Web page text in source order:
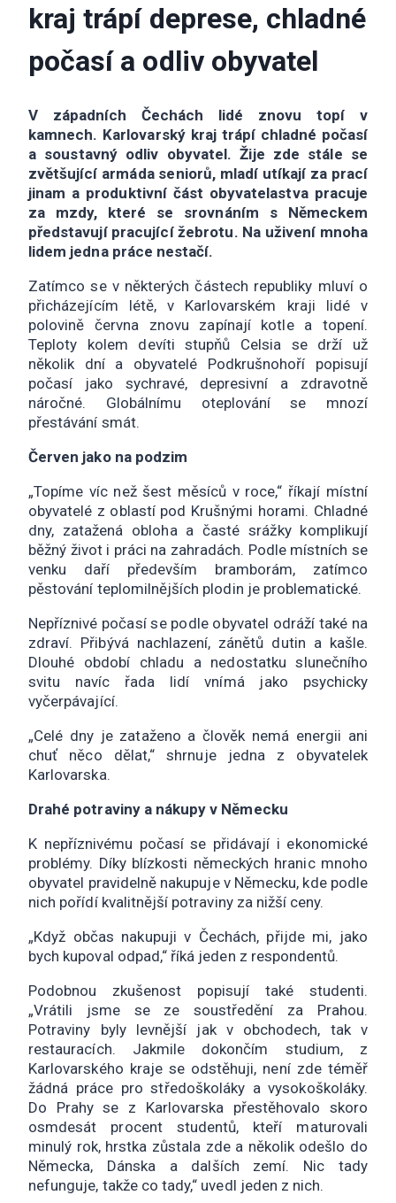
kraj trápí deprese, chladné
počasí a odliv obyvatel
V západních Čechách lidé znovu topí v
kamnech. Karlovarský kraj trápí chladné počasí
a soustavný odliv obyvatel. Žije zde stále se
zvětšující armáda seniorů, mladí utíkají za prací
jinam a produktivní část obyvatelastva pracuje
za mzdy, které se srovnáním s Německem
představují pracující žebrotu. Na uživení mnoha
lidem jedna práce nestačí.
Zatímco se v některých částech republiky mluví o
přicházejícím létě, v Karlovarském kraji lidé v
polovině června znovu zapínají kotle a topení.
Teploty kolem devíti stupňů Celsia se drží už
několik dní a obyvatelé Podkrušnohoří popisují
počasí jako sychravé, depresivní a zdravotně
náročné. Globálnímu oteplování se mnozí
přestávání smát.
Červen jako na podzim
„Topíme víc než šest měsíců v roce,“ říkají místní
obyvatelé z oblastí pod Krušnými horami. Chladné
dny, zatažená obloha a časté srážky komplikují
běžný život i práci na zahradách. Podle místních se
venku daří především bramborám, zatímco
pěstování teplomilnějších plodin je problematické.
Nepříznivé počasí se podle obyvatel odráží také na
zdraví. Přibývá nachlazení, zánětů dutin a kašle.
Dlouhé období chladu a nedostatku slunečního
svitu navíc řada lidí vnímá jako psychicky
vyčerpávající.
„Celé dny je zataženo a člověk nemá energii ani
chuť něco dělat,“ shrnuje jedna z obyvatelek
Karlovarska.
Drahé potraviny a nákupy v Německu
K nepříznivému počasí se přidávají i ekonomické
problémy. Díky blízkosti německých hranic mnoho
obyvatel pravidelně nakupuje v Německu, kde podle
nich pořídí kvalitnější potraviny za nižší ceny.
„Když občas nakupuji v Čechách, přijde mi, jako
bych kupoval odpad,“ říká jeden z respondentů.
Podobnou zkušenost popisují také studenti.
„Vrátili jsme se ze soustředění za Prahou.
Potraviny byly levnější jak v obchodech, tak v
restauracích. Jakmile dokončím studium, z
Karlovarského kraje se odstěhuji, není zde téměř
žádná práce pro středoškoláky a vysokoškoláky.
Do Prahy se z Karlovarska přestěhovalo skoro
osmdesát procent studentů, kteří maturovali
minulý rok, hrstka zůstala zde a několik odešlo do
Německa, Dánska a dalších zemí. Nic tady
nefunguje, takže co tady,“ uvedl jeden z nich.